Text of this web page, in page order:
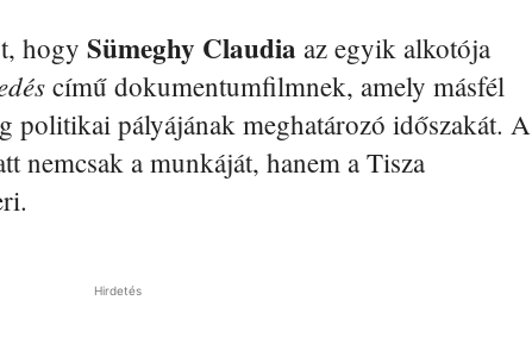
hogy Sümeghy Claudia az egyik alkotója
című dokumentumfilmnek, amely másfél
politikai pályájának meghatározó időszakát. A
nemcsak a munkáját, hanem a Tisza
Hirdetés